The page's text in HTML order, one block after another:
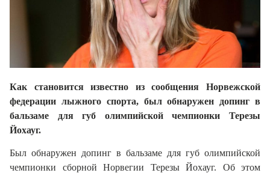
Как становится известно из сообщения Норвежской
федерации лыжного спорта, был обнаружен допинг в
бальзаме для губ олимпийской чемпионки Терезы
Йохауг.
Был обнаружен допинг в бальзаме для губ олимпийской
чемпионки сборной Норвегии Терезы Йохауг. Об этом